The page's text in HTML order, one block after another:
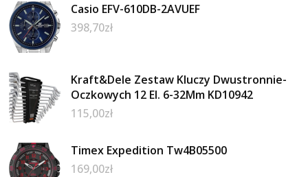
Casio EFV-610DB-2AVUEF
398,70zł
Kraft&Dele Zestaw Kluczy Dwustronnie-
Oczkowych 12 El. 6-32Mm KD10942
115,00zł
Timex Expedition Tw4B05500
169,00zł